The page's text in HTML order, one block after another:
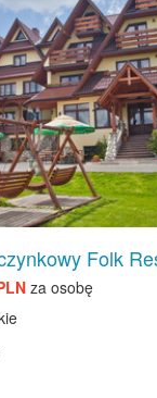
Folk
za osobę